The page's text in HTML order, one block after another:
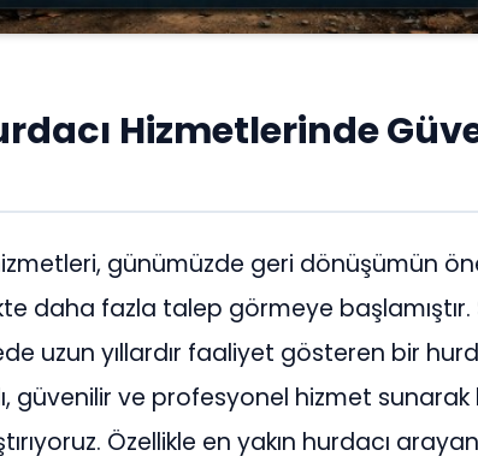
Hizmetlerinde
günümüzde geri dönüşümün
daha fazla talep görmeye
uzun yıllardır faaliyet gösteren bir
güvenilir ve profesyonel hizmet sunarak
Özellikle en yakın hurdacı